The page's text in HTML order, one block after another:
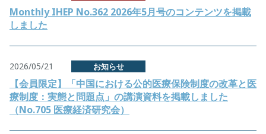
Monthly IHEP No.362 2026年5月号のコンテンツを掲載
しました
2026/05/21 お知らせ
【会員限定】「中国における公的医療保険制度の改革と医
療制度：実態と問題点」の講演資料を掲載しました
（No.705 医療経済研究会）